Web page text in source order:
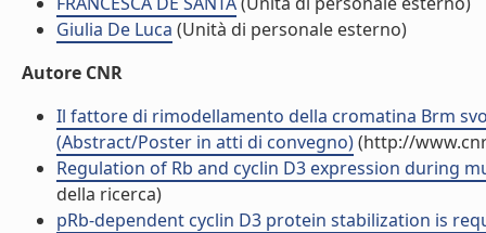
Giulia De Luca (Unità di personale esterno)
Autore CNR
Il fattore di rimodellamento della cromatina Brm
(Abstract/Poster in atti di convegno)(http://
Regulation of Rb and cyclin D3 expression during
della ricerca)
pRb-dependent cyclin D3 protein stabilization is